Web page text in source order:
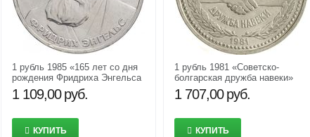
1 рубль 1985 «165 лет со дня
рождения Фридриха Энгельса
1820-1895» XF-AU
1 109,00 руб.
КУПИТЬ
1 рубль 1981 «Советско-
болгарская дружба навеки»
XF-AU
1 707,00 руб.
КУПИТЬ